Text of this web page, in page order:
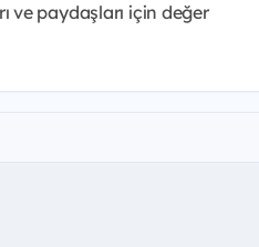
ve paydaşları için değer